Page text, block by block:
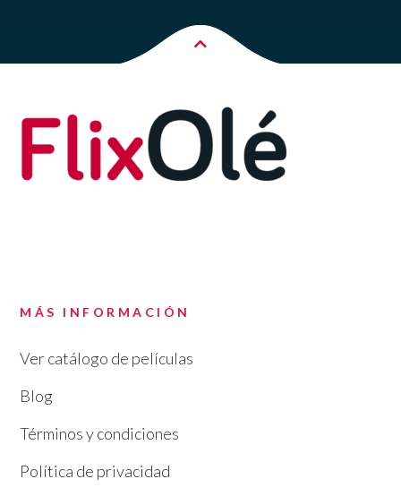
MÁS INFORMACIÓN
Ver catálogo de películas
Blog
Términos y condiciones
Política de privacidad